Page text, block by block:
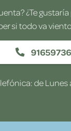
¿Te
si todo va
de Lunes